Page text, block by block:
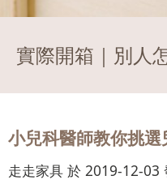
結帳
會員登入
實際開箱｜別人
小兒科醫師教你挑
走走家具 於 2019-12-03